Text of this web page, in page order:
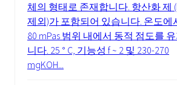
체의 형태로 존재합니다. 항산화 제
제외)가 포함되어 있습니다. 온도에
80 mPas 범위 내에서 동적 점도를
니다. 25 ° C, 기능성 f ~ 2 및 230-270
mgKOH...